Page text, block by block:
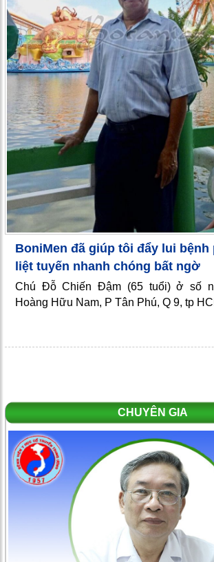
BoniMen đã giúp tôi đẩy lui bệnh
liệt tuyến nhanh chóng bất ngờ
Chú Đỗ Chiến Đậm (65 tuổi) ở số
Hoàng Hữu Nam, P Tân Phú, Q 9, tp
CHUYÊN GIA